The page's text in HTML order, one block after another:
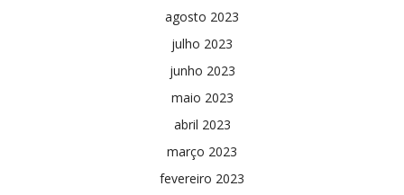
agosto 2023
julho 2023
junho 2023
maio 2023
abril 2023
março 2023
fevereiro 2023